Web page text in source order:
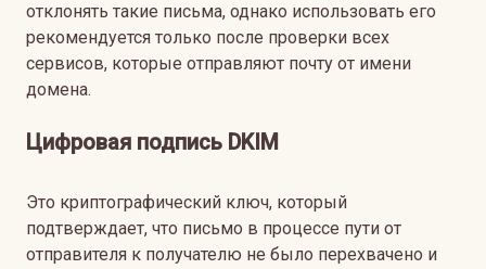
отклонять такие письма, однако использовать его
рекомендуется только после проверки всех
сервисов, которые отправляют почту от имени
домена.
Цифровая подпись DKIM
Это криптографический ключ, который
подтверждает, что письмо в процессе пути от
отправителя к получателю не было перехвачено и